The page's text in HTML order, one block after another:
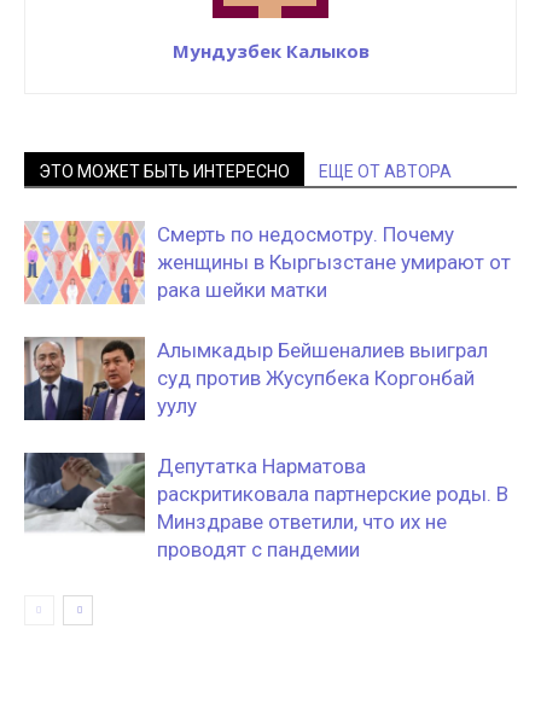
Мундузбек Калыков
ЭТО МОЖЕТ БЫТЬ ИНТЕРЕСНО ЕЩЕ ОТ АВТОРА
Смерть по недосмотру. Почему
женщины в Кыргызстане умирают от
рака шейки матки
Алымкадыр Бейшеналиев выиграл
суд против Жусупбека Коргонбай
уулу
Депутатка Нарматова
раскритиковала партнерские роды. В
Минздраве ответили, что их не
проводят с пандемии